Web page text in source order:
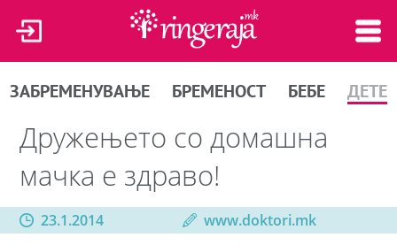
ЗАБРЕМЕНУВАЊЕ БРЕМЕНОСТ БЕБЕ ДЕТЕ
Дружењето со домашна
мачка е здраво!
23.1.2014 www.doktori.mk